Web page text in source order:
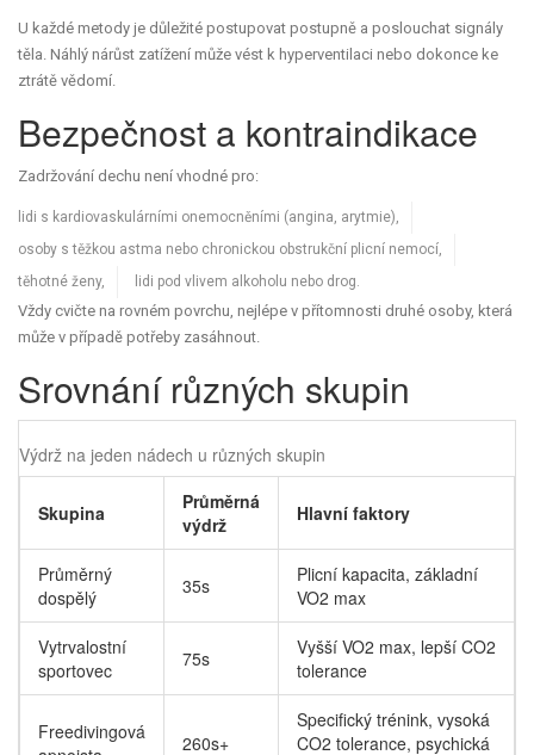
U každé metody je důležité postupovat postupně a poslouchat signály
těla. Náhlý nárůst zatížení může vést k hyperventilaci nebo dokonce ke
ztrátě vědomí.
Bezpečnost a kontraindikace
Zadržování dechu není vhodné pro:
lidi s kardiovaskulárními onemocněními (angina, arytmie),
osoby s těžkou astma nebo chronickou obstrukční plicní nemocí,
těhotné ženy,
lidi pod vlivem alkoholu nebo drog.
Vždy cvičte na rovném povrchu, nejlépe v přítomnosti druhé osoby, která
může v případě potřeby zasáhnout.
Srovnání různých skupin
Výdrž na jeden nádech u různých skupin
Skupina
Průměrná
výdrž
Hlavní faktory
Průměrný
dospělý
35s
Plicní kapacita, základní
VO2 max
Vytrvalostní
sportovec
75s
Vyšší VO2 max, lepší CO2
tolerance
Freedivingová
260s+
Specifický trénink, vysoká
CO2 tolerance, psychická